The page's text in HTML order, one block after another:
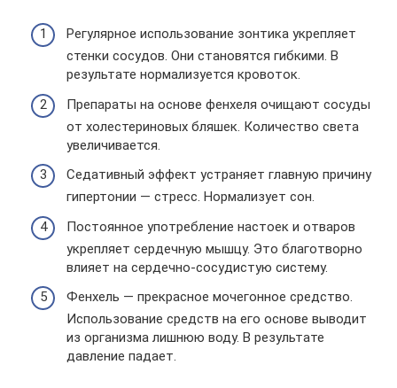
Регулярное использование зонтика укрепляет
стенки сосудов. Они становятся гибкими. В
результате нормализуется кровоток.
Препараты на основе фенхеля очищают сосуды
от холестериновых бляшек. Количество света
увеличивается.
Седативный эффект устраняет главную причину
гипертонии — стресс. Нормализует сон.
Постоянное употребление настоек и отваров
укрепляет сердечную мышцу. Это благотворно
влияет на сердечно-сосудистую систему.
Фенхель — прекрасное мочегонное средство.
Использование средств на его основе выводит
из организма лишнюю воду. В результате
давление падает.